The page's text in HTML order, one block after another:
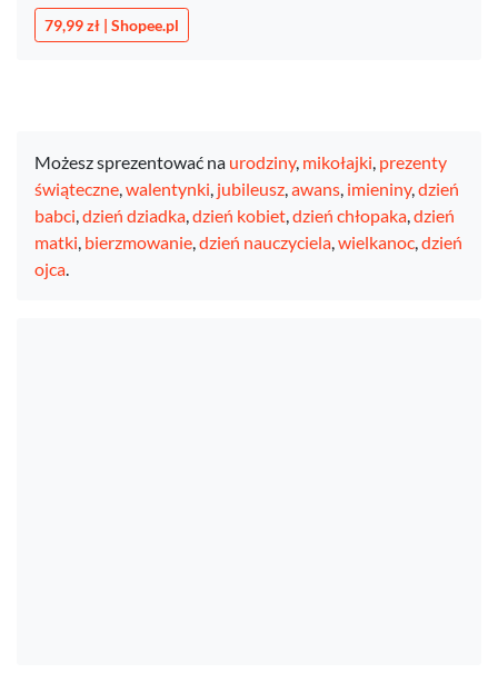
79,99 zł | Shopee.pl
Możesz sprezentować na urodziny, mikołajki, prezenty
świąteczne,walentynki, jubileusz,awans, imieniny,dzień
babci,dzień dziadka,dzień kobiet,dzień chłopaka,dzień
matki, bierzmowanie,dzień nauczyciela,wielkanoc,dzień
ojca.